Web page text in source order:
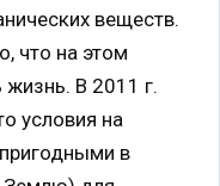
веществ.
что на этом
жизнь. В 2011 г.
условия на
в